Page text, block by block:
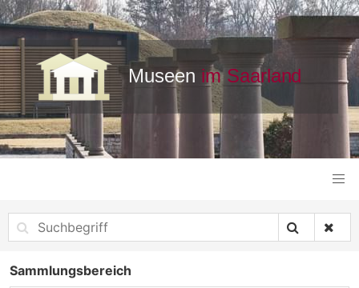
Sammlungsbereich